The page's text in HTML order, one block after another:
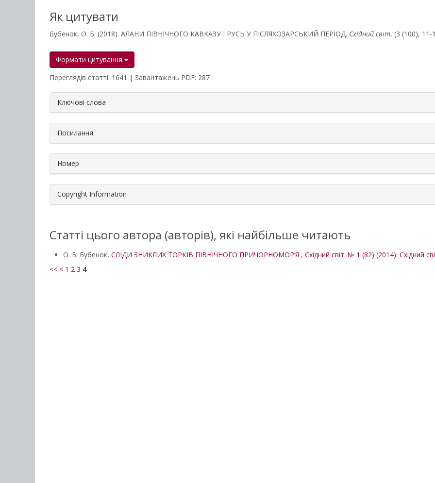
Як цитувати
Бубенок, О. Б. (2018). АЛАНИ ПІВНІЧНОГО КАВКАЗУ І РУСЬ У ПІСЛЯХОЗАРСЬКИЙ ПЕРІОД. Східний світ, (3 (100),
Формати цитування
Переглядів статті: 1641 | Завантажень PDF: 287
##plugins.themes.bootstrap3.article.details##
Ключові слова
Посилання
Номер
Copyright Information
Статті цього автора (авторів), які найбільше читають
О. Б. Бубенок, СЛІДИ ЗНИКЛИХ ТОРКІВ ПІВНІЧНОГО ПРИЧОРНОМОР’Я , Східний світ: № 1 (82) (2014): Східний
<< < 1 2 3 4